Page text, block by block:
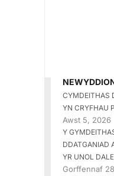
CYMDEITHAS
YN CRYFHAU
Awst 5, 2026
Y
DDATGANIAD
YR UNOL
Gorffennaf